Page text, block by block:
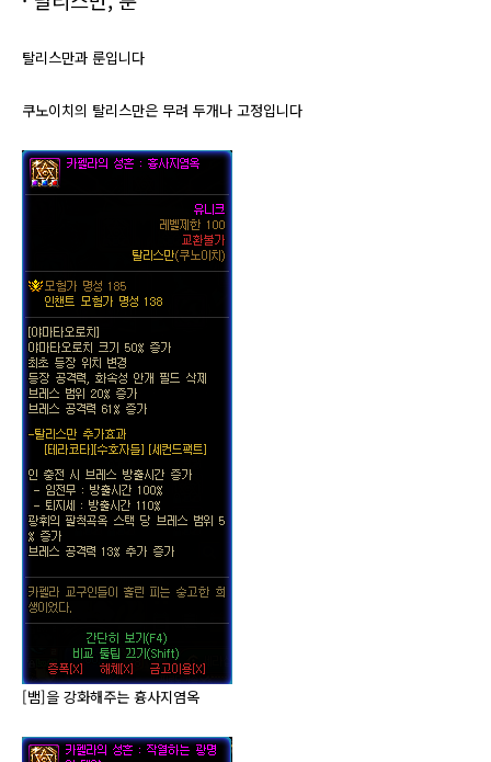
탈리스만과 룬입니다
쿠노이치의 탈리스만은 무려 두개나 고정입니다
[뱀]을 강화해주는 흉사지염옥